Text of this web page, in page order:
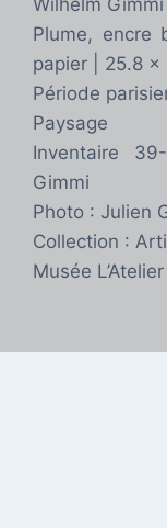
Wilhelm
Plume, encre
papier | 25.8 x
Période
Paysage
Inventaire
Gimmi
Photo : Julien
Collection :
Musée